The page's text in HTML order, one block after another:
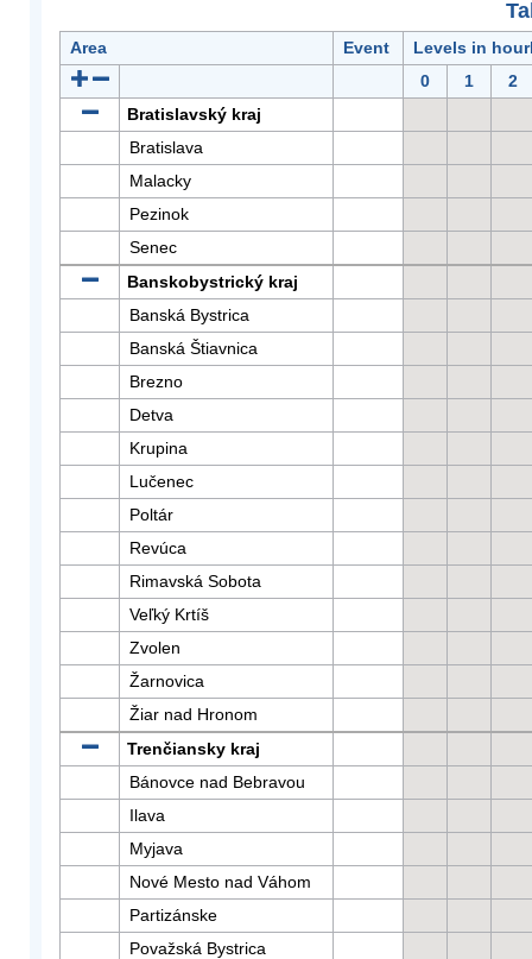
Area Event
Levels in
0
1
2
Bratislavský kraj
Bratislava
Malacky
Pezinok
Senec
Banskobystrický kraj
Banská Bystrica
Banská Štiavnica
Brezno
Detva
Krupina
Lučenec
Poltár
Revúca
Rimavská Sobota
Veľký Krtíš
Zvolen
Žarnovica
Žiar nad Hronom
Trenčiansky kraj
Bánovce nad Bebravou
Ilava
Myjava
Nové Mesto nad Váhom
Partizánske
Považská Bystrica